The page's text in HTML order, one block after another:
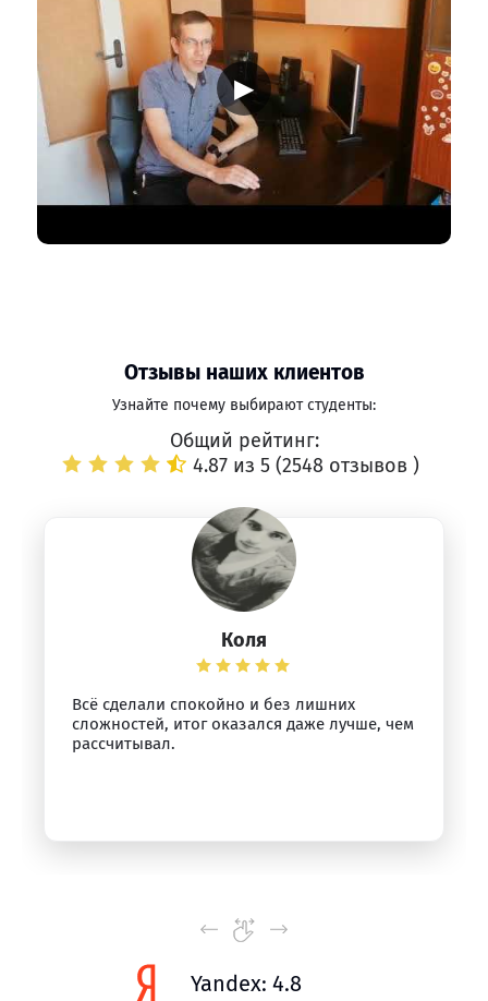
▶
Отзывы наших клиентов
Узнайте почему выбирают студенты:
Общий рейтинг:
4.87 из 5 (2548 отзывов )
Коля
Всё сделали спокойно и без лишних
сложностей, итог оказался даже лучше, чем
рассчитывал.
Yandex: 4.8